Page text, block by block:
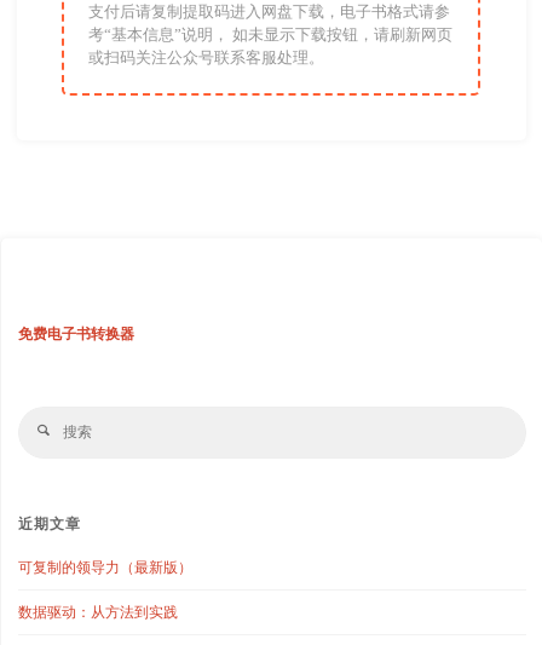
支付后请复制提取码进入网盘下载，电子书格式请参
考“基本信息”说明， 如未显示下载按钮，请刷新网页
或扫码关注公众号联系客服处理。
免费电子书转换器
搜
近期文章
可复制的领导力（最新版）
数据驱动：从方法到实践